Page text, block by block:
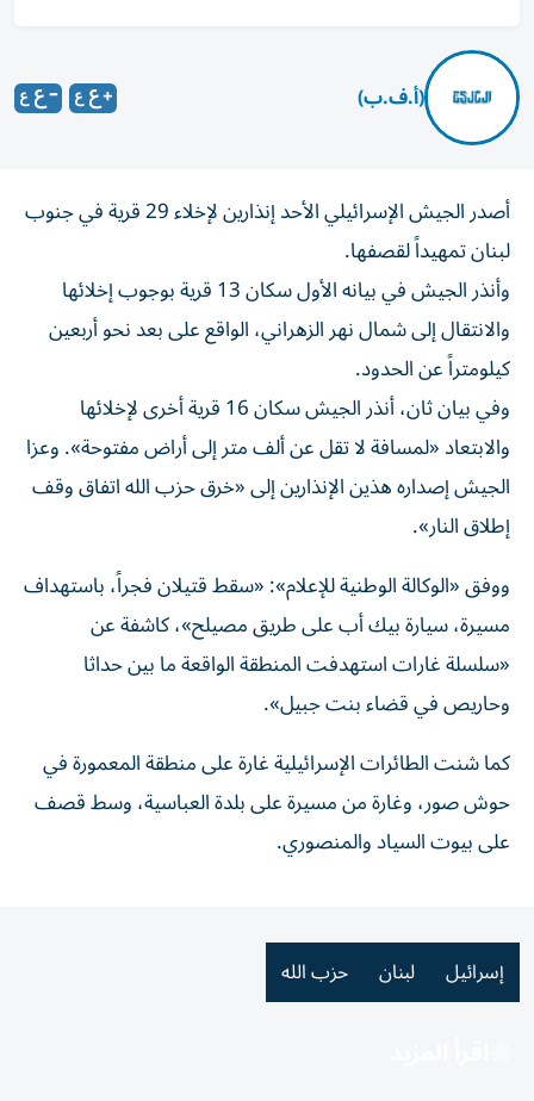
(أ.ف.ب)
أصدر الجيش الإسرائيلي الأحد إنذارين لإخلاء 29 قرية في جنوب
لبنان تمهيداً لقصفها.
وأنذر الجيش في بيانه الأول سكان 13 قرية بوجوب إخلائها
والانتقال إلى شمال نهر الزهراني، الواقع على بعد نحو أربعين
كيلومتراً عن الحدود.
وفي بيان ثان، أنذر الجيش سكان 16 قرية أخرى لإخلائها
والابتعاد «لمسافة لا تقل عن ألف متر إلى أراض مفتوحة». وعزا
الجيش إصداره هذين الإنذارين إلى «خرق حزب الله اتفاق وقف
إطلاق النار».
ووفق «الوكالة الوطنية للإعلام»: «سقط قتيلان فجراً، باستهداف
مسيرة، سيارة بيك أب على طريق مصيلح»، كاشفة عن
«سلسلة غارات استهدفت المنطقة الواقعة ما بين حداثا
وحاريص في قضاء بنت جبيل».
كما شنت الطائرات الإسرائيلية غارة على منطقة المعمورة في
حوش صور، وغارة من مسيرة على بلدة العباسية، وسط قصف
على بيوت السياد والمنصوري.
إسرائيل لبنان حزب الله